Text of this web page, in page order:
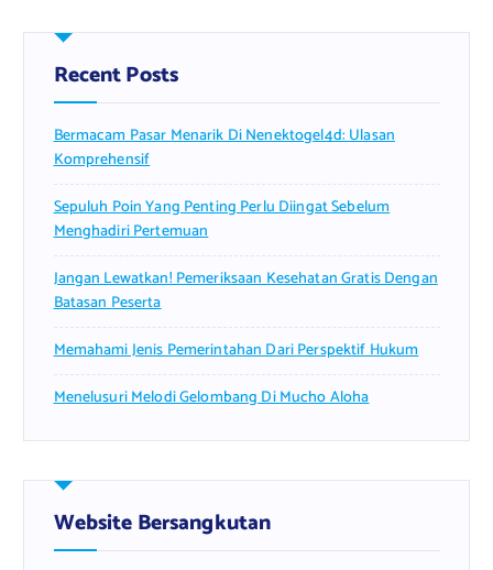
h
f
o
:
Recent Posts
Bermacam Pasar Menarik Di Nenektogel4d: Ulasan
Komprehensif
Sepuluh Poin Yang Penting Perlu Diingat Sebelum
Menghadiri Pertemuan
Jangan Lewatkan! Pemeriksaan Kesehatan Gratis Dengan
Batasan Peserta
Memahami Jenis Pemerintahan Dari Perspektif Hukum
Menelusuri Melodi Gelombang Di Mucho Aloha
Website Bersangkutan